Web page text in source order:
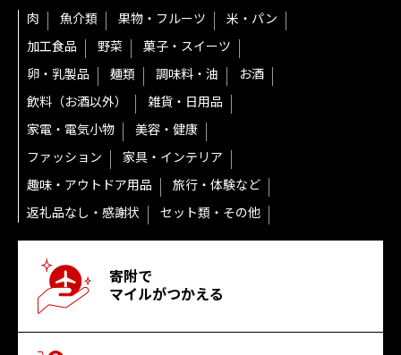
肉 魚介類 果物・フルーツ
米・パン
加工食品
野菜
菓子・スイーツ
卵・乳製品
麺類 調味料・油
お酒
飲料（お酒以外）
雑貨・日用品
家電・電気小物
美容・健康
ファッション
家具・インテリア
趣味・アウトドア用品
旅行・体験など
返礼品なし・感謝状
セット類・その他
寄附で
マイルがつかえる